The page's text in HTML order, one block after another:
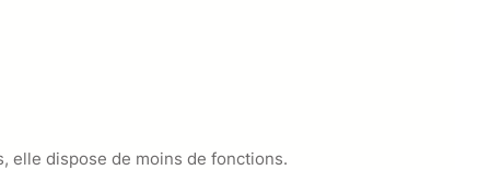
elle dispose de moins de fonctions.